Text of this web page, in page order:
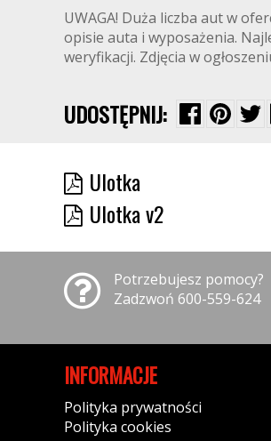
UWAGA! Duża liczba aut w
opisie auta i wyposażenia.
weryfikacji. Zdjęcia w
UDOSTĘPNIJ:
Ulotka
Ulotka v2
Potrzebujesz pomocy?
Zadzwoń 600-559-624
INFORMACJE
Polityka prywatności
Polityka cookies